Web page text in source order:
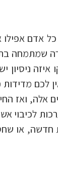
אדם
שמתמחה
ניסיון יש
מדידות
ואז
לכיבוי
או